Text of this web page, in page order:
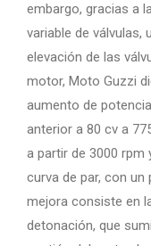
embargo, gracias a
variable de válvulas,
elevación de las
motor, Moto Guzzi
aumento de
anterior a 80 cv a
a partir de 3000 rpm
curva de par, con un
mejora consiste en
detonación, que